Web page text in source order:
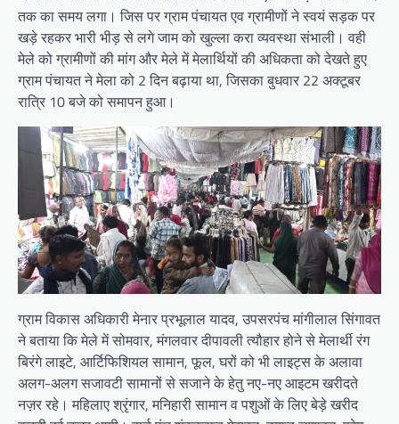
तक का समय लगा। जिस पर ग्राम पंचायत एव ग्रामीणों ने स्वयं सड़क पर
खड़े रहकर भारी भीड़ से लगे जाम को खुल्ला करा व्यवस्था संभाली। वही
मेले को ग्रामीणों की मांग और मेले में मेलार्थियों की अधिकता को देखते हुए
ग्राम पंचायत ने मेला को 2 दिन बढ़ाया था, जिसका बुधवार 22 अक्टूबर
रात्रि 10 बजे को समापन हुआ।
ग्राम विकास अधिकारी मेनार प्रभूलाल यादव, उपसरपंच मांगीलाल सिंगावत
ने बताया कि मेले में सोमवार, मंगलवार दीपावली त्यौहार होने से मेलार्थी रंग
बिरंगे लाइटे, आर्टिफिशियल सामान, फूल, घरों को भी लाइट्स के अलावा
अलग-अलग सजावटी सामानों से सजाने के हेतु नए-नए आइटम खरीदते
नज़र रहे। महिलाए श्रृंगार, मनिहारी सामान व पशुओं के लिए बेड़े खरीद